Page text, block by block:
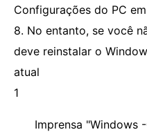
Configurações do PC
8. No entanto, se você
deve reinstalar o
atual
1
Imprensa "Windows